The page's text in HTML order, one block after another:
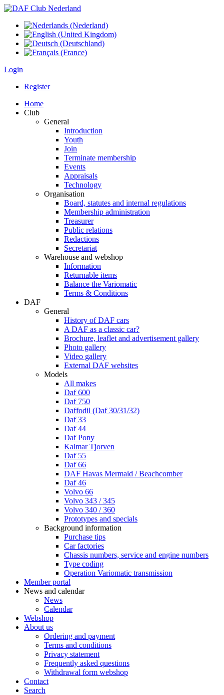
Login
Register
Home
Club
General
Introduction
Youth
Join
Terminate membership
Events
Appraisals
Technology
Organisation
Board, statutes and internal regulations
Membership administration
Treasurer
Public relations
Redactions
Secretariat
Warehouse and webshop
Information
Returnable items
Balance the Variomatic
Terms & Conditions
DAF
General
History of DAF cars
A DAF as a classic car?
Brochure, leaflet and advertisement gallery
Photo gallery
Video gallery
External DAF websites
Models
All makes
Daf 600
Daf 750
Daffodil (Daf 30/31/32)
Daf 33
Daf 44
Daf Pony
Kalmar Tjorven
Daf 55
Daf 66
DAF Havas Mermaid / Beachcomber
Daf 46
Volvo 66
Volvo 343 / 345
Volvo 340 / 360
Prototypes and specials
Background information
Purchase tips
Car factories
Chassis numbers, service and engine numbers
Type coding
Operation Variomatic transmission
Member portal
News and calendar
News
Calendar
Webshop
About us
Ordering and payment
Terms and conditions
Privacy statement
Frequently asked questions
Withdrawal form webshop
Contact
Search